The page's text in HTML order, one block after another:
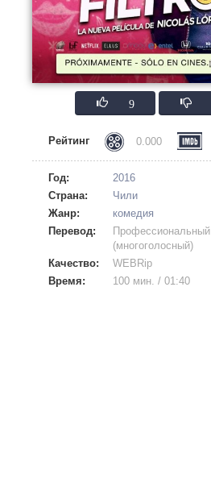
9
Рейтинг 0.000
Год:
2016
Страна:
Чили
Жанр:
комедия
Перевод:
Профессиональный
(многоголосный)
Качество:
WEBRip
Время:
100 мин. / 01:40